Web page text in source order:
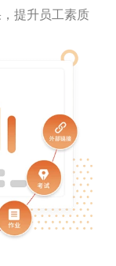
提升员工素质